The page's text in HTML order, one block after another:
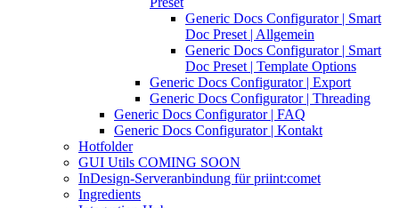
Generic Docs Configurator | Smart
Doc Preset | Allgemein
Generic Docs Configurator | Smart
Doc Preset | Template Options
Generic Docs Configurator | Export
Generic Docs Configurator | Threading
Generic Docs Configurator | FAQ
Generic Docs Configurator | Kontakt
Hotfolder
GUI Utils COMING SOON
InDesign-Serveranbindung für priint:comet
Ingredients